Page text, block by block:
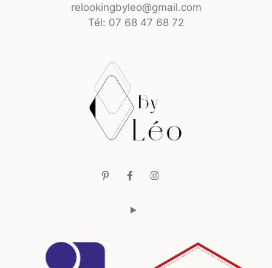
relookingbyleo@gmail.com
Tél: 07 68 47 68 72